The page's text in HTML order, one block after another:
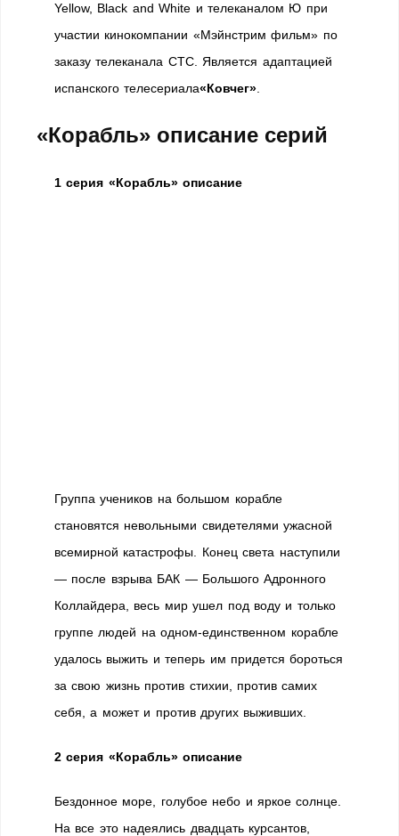
Yellow, Black and White и телеканалом Ю при
участии кинокомпании «Мэйнстрим фильм» по
заказу телеканала СТС. Является адаптацией
испанского телесериала«Ковчег»
«Корабль» описание серий
1 серия «Корабль» описание
Группа учеников на большом корабле
становятся невольными свидетелями ужасной
всемирной катастрофы. Конец света наступили
— после взрыва БАК — Большого Адронного
Коллайдера, весь мир ушел под воду и только
группе людей на одном-единственном корабле
удалось выжить и теперь им придется бороться
за свою жизнь против стихии, против самих
себя, а может и против других выживших.
2 серия «Корабль» описание
Бездонное море, голубое небо и яркое солнце.
На все это надеялись двадцать курсантов,